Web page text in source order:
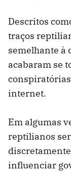
Descritos
traços
semelhante à
acabaram se
internet.
Em algumas
reptilianos
influenciar